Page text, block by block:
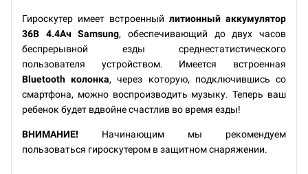
Гироскутер имеет встроенный литионный аккумулятор
36В 4.4Ач Samsung, обеспечивающий до двух часов
беспрерывной езды среднестатистического
пользователя устройством. Имеется встроенная
Bluetooth колонка, через которую, подключившись со
смартфона, можно воспроизводить музыку. Теперь ваш
ребенок будет вдвойне счастлив во время езды!
ВНИМАНИЕ! Начинающим мы рекомендуем
пользоваться гироскутером в защитном снаряжении.